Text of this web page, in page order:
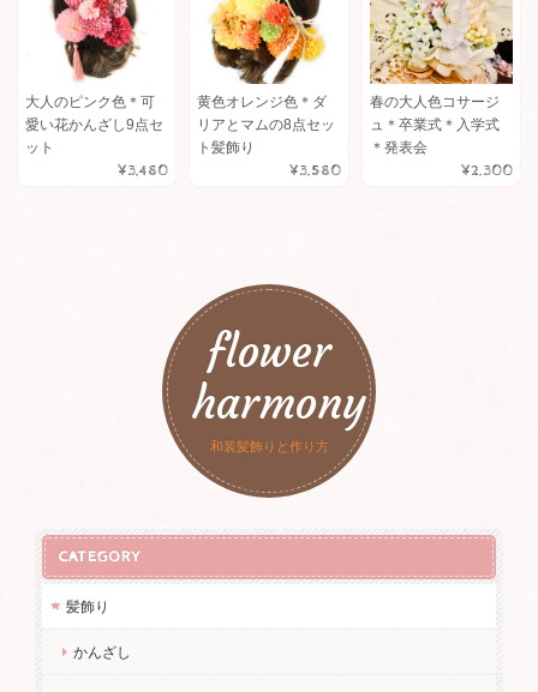
大人のピンク色＊可
愛い花かんざし9点セ
ット
¥3,480
黄色オレンジ色＊ダ
リアとマムの8点セッ
ト髪飾り
¥3,580
春の大人色コサージ
ュ＊卒業式＊入学式
＊発表会
¥2,300
flower
harmony
和装髪飾りと作り方
CATEGORY
髪飾り
かんざし